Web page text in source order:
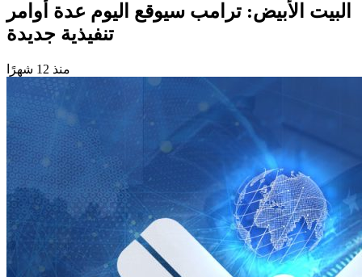
البيت الأبيض: ترامب سيوقع اليوم عدة أوامر
تنفيذية جديدة
منذ 12 شهرًا